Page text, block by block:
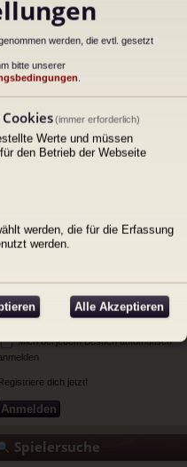
schreiben
Benutzer-Menü
Mich bei jedem Besuch automatisch
dich jetzt!
Spielersuche
werden, die evtl. gesetzt
bitte unserer
.
(immer erforderlich)
Werte und müssen
den Betrieb der Webseite
werden, die für die Erfassung
werden.
Alle Akzeptieren